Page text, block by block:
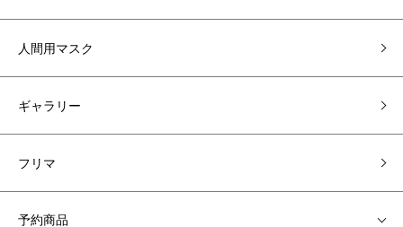
人間用マスク
ギャラリー
フリマ
予約商品